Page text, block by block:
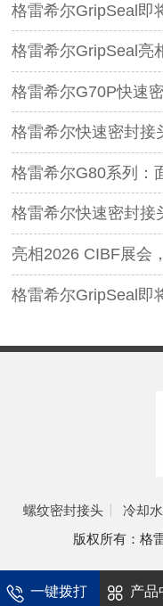
格雷希尔GripSeal即将亮相
格雷希尔GripSeal亮相欧洲行业
格雷希尔G70P快速密封接
格雷希尔快速密封接头：高
格雷希尔G80系列：面向
格雷希尔快速密封接头在新
亮相2026 CIBF展会，格雷
格雷希尔GripSeal即将亮相
螺纹密封接头 冷却
版权所有：格
一键拨打 产品